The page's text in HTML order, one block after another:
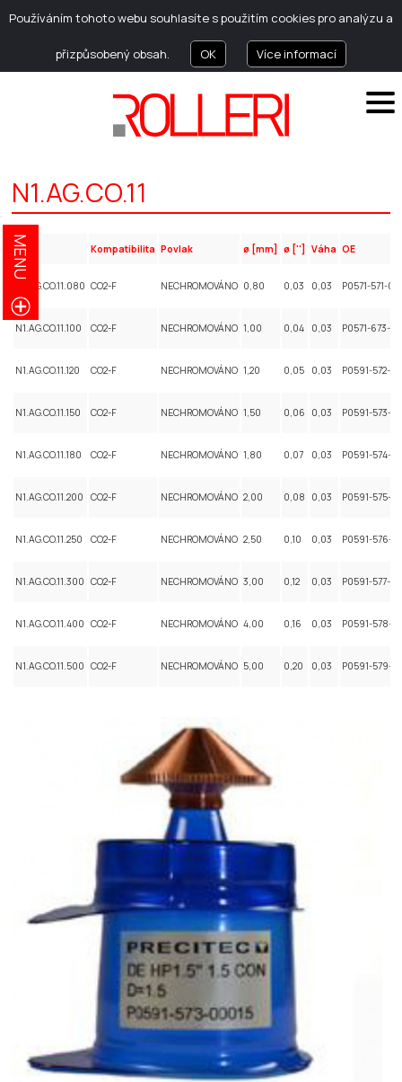
Používáním tohoto webu souhlasíte s použitím cookies pro analýzu a
přizpůsobený obsah. OK Více informací
N1.AG.CO.11
Kód Kompatibilita Povlak ø [mm] ø [''] Váha OE
N1.AG.CO.11.080 CO2-F NECHROMOVÁNO 0,80 0,03 0,03 P0571-571-
N1.AG.CO.11.100 CO2-F NECHROMOVÁNO 1,00 0,04 0,03 P0571-673-
N1.AG.CO.11.120 CO2-F NECHROMOVÁNO 1,20 0,05 0,03 P0591-572-
N1.AG.CO.11.150 CO2-F NECHROMOVÁNO 1,50 0,06 0,03 P0591-573-
N1.AG.CO.11.180 CO2-F NECHROMOVÁNO 1,80 0,07 0,03 P0591-574-
N1.AG.CO.11.200 CO2-F NECHROMOVÁNO 2,00 0,08 0,03 P0591-575-
N1.AG.CO.11.250 CO2-F NECHROMOVÁNO 2,50 0,10 0,03 P0591-576-
N1.AG.CO.11.300 CO2-F NECHROMOVÁNO 3,00 0,12 0,03 P0591-577-
N1.AG.CO.11.400 CO2-F NECHROMOVÁNO 4,00 0,16 0,03 P0591-578-
N1.AG.CO.11.500 CO2-F NECHROMOVÁNO 5,00 0,20 0,03 P0591-579-
MENU